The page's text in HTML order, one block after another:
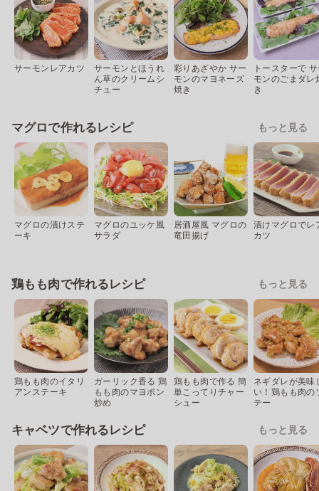
サーモンレアカツ
サーモンとほうれ
ん草のクリームシ
チュー
彩りあざやか サー
モンのマヨネーズ
焼き
トースターで
モンのごまダレ
き
マグロで作れるレシピ もっと見る
マグロの漬けステ
ーキ
マグロのユッケ風
サラダ
居酒屋風 マグロの
竜田揚げ
漬けマグロでレ
カツ
鶏もも肉で作れるレシピ もっと見る
鶏もも肉のイタリ
アンステーキ
ガーリック香る 鶏
もも肉のマヨポン
炒め
鶏もも肉で作る 簡
単こってりチャー
シュー
ネギダレが美味
い！鶏もも肉の
テー
キャベツで作れるレシピ もっと見る